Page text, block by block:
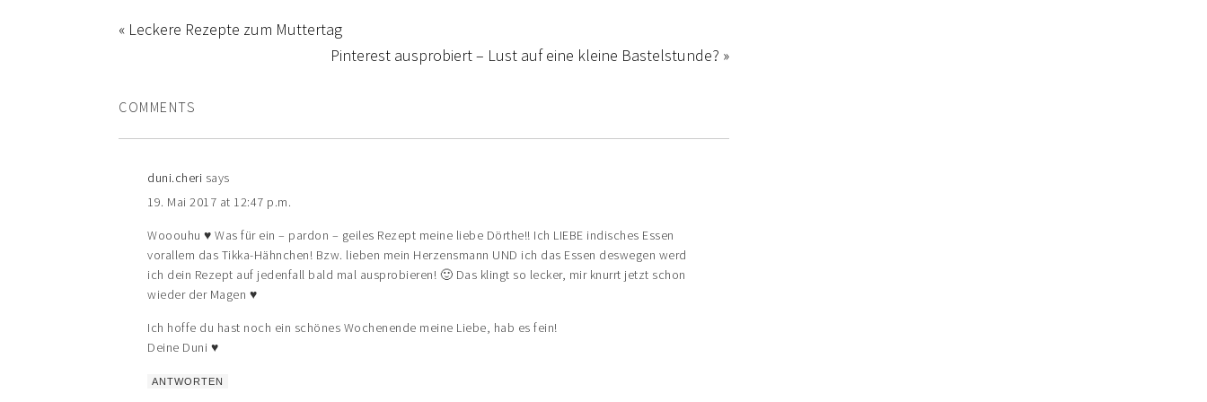
« Leckere Rezepte zum Muttertag
Pinterest ausprobiert – Lust auf eine kleine Bastelstunde? »
COMMENTS
duni.cheri says
19. Mai 2017 at 12:47 p.m.
Wooouhu ♥ Was für ein – pardon – geiles Rezept meine liebe Dörthe!! Ich LIEBE indisches Essen
vorallem das Tikka-Hähnchen! Bzw. lieben mein Herzensmann UND ich das Essen deswegen werd
ich dein Rezept auf jedenfall bald mal ausprobieren! 🙂 Das klingt so lecker, mir knurrt jetzt schon
wieder der Magen ♥
Ich hoffe du hast noch ein schönes Wochenende meine Liebe, hab es fein!
Deine Duni ♥
ANTWORTEN